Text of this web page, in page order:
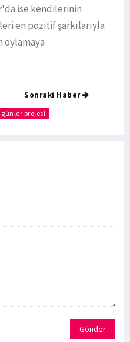
ise kendilerinin
en pozitif şarkılarıyla
Sonraki Haber
projesi
Gönder